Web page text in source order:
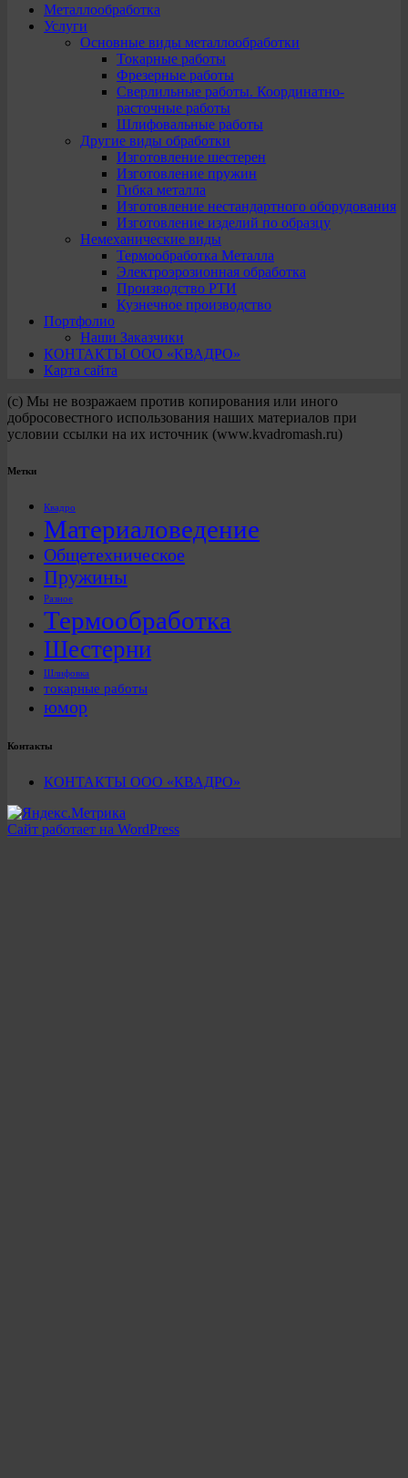
Металлообработка
Услуги
Основные виды металлообработки
Токарные работы
Фрезерные работы
Сверлильные работы. Координатно-
расточные работы
Шлифовальные работы
Другие виды обработки
Изготовление шестерен
Изготовление пружин
Гибка металла
Изготовление нестандартного оборудования
Изготовление изделий по образцу
Немеханические виды
Термообработка Металла
Электроэрозионная обработка
Производство РТИ
Кузнечное производство
Портфолио
Наши Заказчики
КОНТАКТЫ ООО «КВАДРО»
Карта сайта
(с) Мы не возражаем против копирования или иного
добросовестного использования наших материалов при
условии ссылки на их источник (www.kvadromash.ru)
Метки
Квадро
Материаловедение
Общетехническое
Пружины
Разное
Термообработка
Шестерни
Шлифовка
токарные работы
юмор
Контакты
КОНТАКТЫ ООО «КВАДРО»
Сайт работает на WordPress